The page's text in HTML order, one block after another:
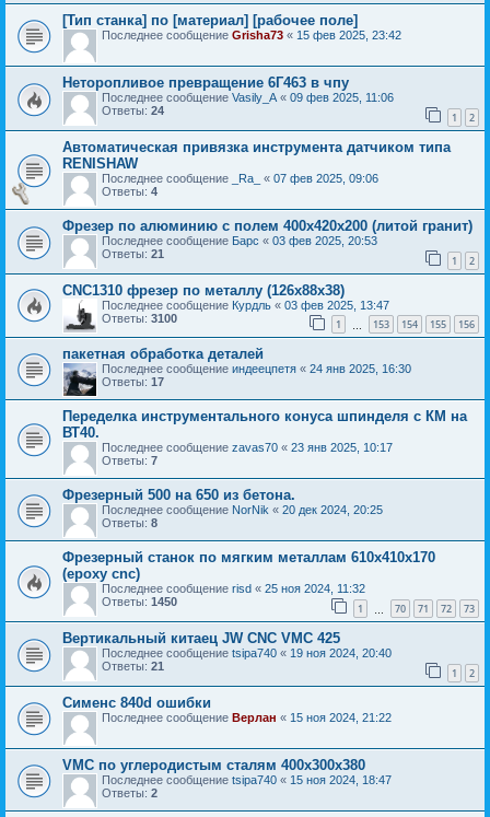
[Тип станка] по [материал] [рабочее поле]
Последнее сообщение Grisha73 « 15 фев 2025, 23:42
Неторопливое превращение 6Г463 в чпу
Последнее сообщение Vasily_A« 09 фев 2025, 11:06
Ответы: 24 1 2
Автоматическая привязка инструмента датчиком типа
RENISHAW
Последнее сообщение _Ra_ « 07 фев 2025, 09:06
Ответы: 4
Фрезер по алюминию с полем 400х420х200 (литой гранит)
Последнее сообщение Барс « 03 фев 2025, 20:53
Ответы: 21 1 2
CNC1310 фрезер по металлу (126x88x38)
Последнее сообщение Курдль « 03 фев 2025, 13:47
Ответы: 3100 1 153 154 155 156
пакетная обработка деталей
Последнее сообщение индеецпетя « 24 янв 2025, 16:30
Ответы: 17
Переделка инструментального конуса шпинделя с КМ на
ВТ40.
Последнее сообщение zavas70 « 23 янв 2025, 10:17
Ответы: 7
Фрезерный 500 на 650 из бетона.
Последнее сообщение NorNik « 20 дек 2024, 20:25
Ответы: 8
Фрезерный станок по мягким металлам 610х410х170
(epoxy cnc)
Последнее сообщение risd « 25 ноя 2024, 11:32
Ответы: 1450 1 70 71 72 73
Вертикальный китаец JW CNC VMC 425
Последнее сообщение tsipa740 « 19 ноя 2024, 20:40
Ответы: 21 1 2
Сименс 840d ошибки
Последнее сообщение Верлан « 15 ноя 2024, 21:22
VMC по углеродистым сталям 400x300x380
Последнее сообщение tsipa740 « 15 ноя 2024, 18:47
Ответы: 2